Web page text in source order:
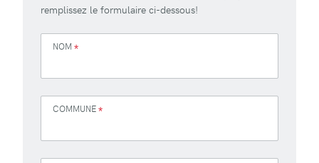
remplissez le formulaire ci-dessous!
NOM *
COMMUNE*